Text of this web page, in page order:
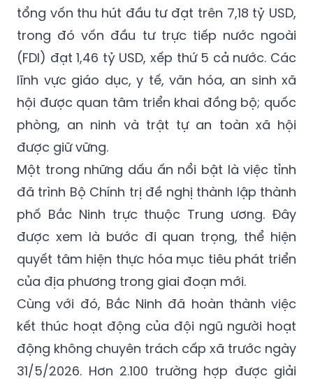
tổng vốn thu hút đầu tư đạt trên 7,18 tỷ USD,
trong đó vốn đầu tư trực tiếp nước ngoài
(FDI) đạt 1,46 tỷ USD, xếp thứ 5 cả nước. Các
lĩnh vực giáo dục, y tế, văn hóa, an sinh xã
hội được quan tâm triển khai đồng bộ; quốc
phòng, an ninh và trật tự an toàn xã hội
được giữ vững.
Một trong những dấu ấn nổi bật là việc tỉnh
đã trình Bộ Chính trị đề nghị thành lập thành
phố Bắc Ninh trực thuộc Trung ương. Đây
được xem là bước đi quan trọng, thể hiện
quyết tâm hiện thực hóa mục tiêu phát triển
của địa phương trong giai đoạn mới.
Cùng với đó, Bắc Ninh đã hoàn thành việc
kết thúc hoạt động của đội ngũ người hoạt
động không chuyên trách cấp xã trước ngày
31/5/2026. Hơn 2.100 trường hợp được giải